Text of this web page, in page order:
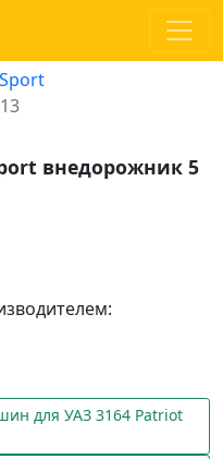
внедорожник 5
для УАЗ 3164 Patriot